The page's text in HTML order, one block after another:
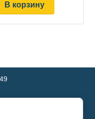
В корзину